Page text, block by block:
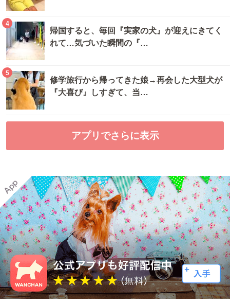
4
帰国すると、毎回『実家の犬』が迎えにきてく
れて…気づいた瞬間の『…
5
修学旅行から帰ってきた娘→再会した大型犬が
『大喜び』しすぎて、当…
アプリでさらに表示